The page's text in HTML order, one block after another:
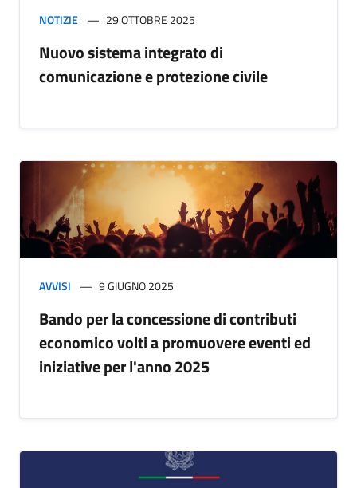
NOTIZIE 29 OTTOBRE 2025
Nuovo sistema integrato di
comunicazione e protezione civile
AVVISI 9 GIUGNO 2025
Bando per la concessione di contributi
economico volti a promuovere eventi ed
iniziative per l'anno 2025